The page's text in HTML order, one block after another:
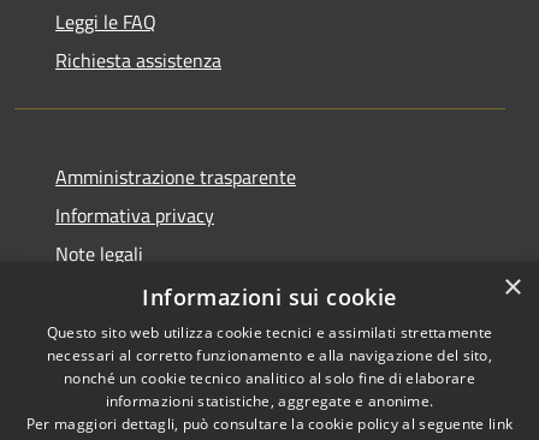
Leggi le FAQ
Richiesta assistenza
Amministrazione trasparente
Informativa privacy
Note legali
Dichiarazione di accessibilità
RSS
Copyright © 2026 • Comune di
×
Informazioni sui cookie
Questo sito web utilizza cookie tecnici e assimilati strettamente
necessari al corretto funzionamento e alla navigazione del sito,
nonché un cookie tecnico analitico al solo fine di elaborare
informazioni statistiche, aggregate e anonime.
Per maggiori dettagli, può consultare la cookie policy al seguente link